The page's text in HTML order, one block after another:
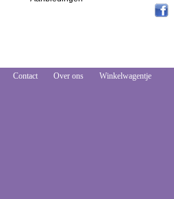
Contact Over ons Winkelwagentje